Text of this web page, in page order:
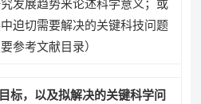
发展趋势来论述科学意义；或
迫切需要解决的关键科技问题
参考文献目录）
标，以及拟解决的关键科学问